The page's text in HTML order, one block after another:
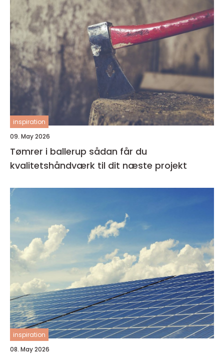
inspiration
09. May 2026
Tømrer i ballerup sådan får du
kvalitetshåndværk til dit næste projekt
inspiration
08. May 2026